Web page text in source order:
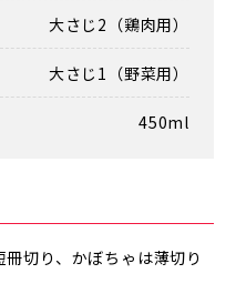
大さじ2（鶏肉用）
大さじ1（野菜用）
450ml
切り、かぼちゃは薄切り